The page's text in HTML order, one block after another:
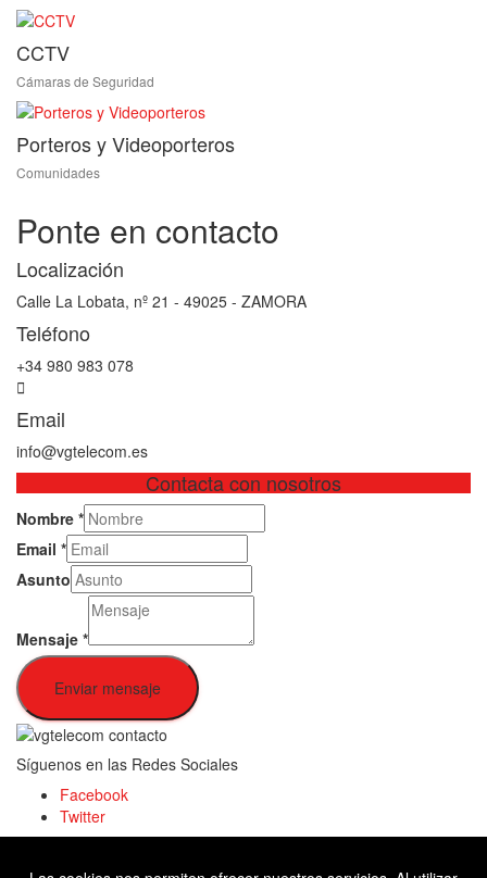
CCTV
Cámaras de Seguridad
Porteros y Videoporteros
Comunidades
Ponte en contacto
Localización
Calle La Lobata, nº 21 - 49025 - ZAMORA
Teléfono
+34 980 983 078
Email
info@vgtelecom.es
Contacta con nosotros
Nombre *
Email *
Asunto
Mensaje *
Enviar mensaje
Síguenos en las Redes Sociales
Facebook
Twitter